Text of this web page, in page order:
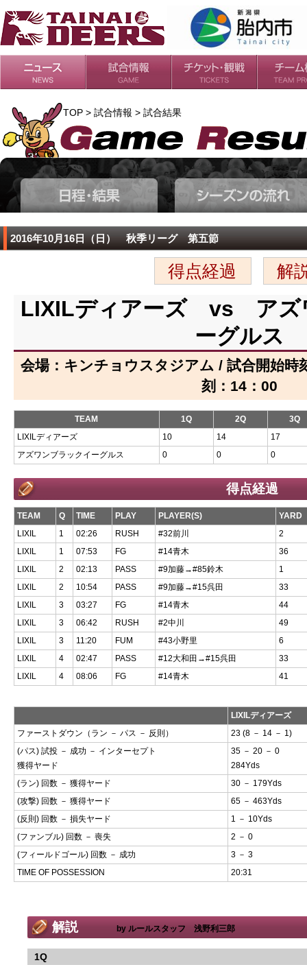
日程・結果
シーズンの流れ チケット
会場・アクセス
ルールガイド
TOP > 試合情報 > 試合結果
2016年10月16日（日） 秋季リーグ 第五節
得点経過 解
LIXILディアーズ vs アズ
ーグルス
会場：キンチョウスタジアム / 試合開始時
刻：14：00
TEAM 1Q 2Q
3Q
LIXILディアーズ
10 14
17
アズワンブラックイーグルス
0 0 0
得点経過
TEAM Q TIME PLAY PLAYER(S)
YARD
LIXIL
1 02:26 RUSH #32前川
2
LIXIL
1 07:53 FG #14青木
36
LIXIL
2 02:13 PASS #9加藤→#85鈴木
1
LIXIL
2 10:54 PASS #9加藤→#15呉田
33
LIXIL
3 03:27 FG #14青木
44
LIXIL
3 06:42 RUSH #2中川
49
LIXIL
3 11:20 FUM #43小野里
6
LIXIL
4 02:47 PASS #12大和田→#15呉田
33
LIXIL
4 08:06 FG #14青木 41
LIXILディアーズ
ファーストダウン（ラン － パス － 反則）
23 (8 － 14 － 1)
(パス) 試投 － 成功 － インターセプト
獲得ヤード
35 － 20 － 0
284Yds
(ラン) 回数 － 獲得ヤード
30 － 179Yds
(攻撃) 回数 － 獲得ヤード
65 － 463Yds
(反則) 回数 － 損失ヤード
1 － 10Yds
(ファンブル) 回数 － 喪失
2 － 0
(フィールドゴール) 回数 － 成功
3 － 3
TIME OF POSSESSION
20:31
解説 by ルールスタッフ 浅野利三郎
1Q